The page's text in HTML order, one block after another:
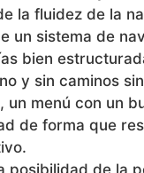
la fluidez de la
un sistema de
bien
y sin caminos
un menú con un
de forma que
posibilidad de la